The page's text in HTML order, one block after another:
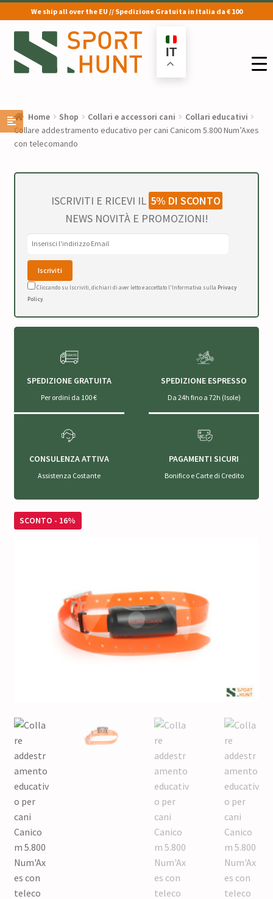
We ship all over the EU // Spedizione Gratuita in Italia da € 100
Vai
alla
navigazione
Vai
al
contenuto
IT
Home Shop Collari e accessori cani
Collari educativi
Collare addestramento educativo per cani Canicom 5.800 Num’Axes
con telecomando
ISCRIVITI E RICEVI IL 5% DI SCONTO
NEWS NOVITÀ E PROMOZIONI!
Cliccando su Iscriviti, dichiari di aver letto e accettato l'Informativa sulla Privacy
Policy.
SPEDIZIONE GRATUITA
Per ordini da 100 €
SPEDIZIONE ESPRESSO
Da 24h fino a 72h (Isole)
CONSULENZA ATTIVA
Assistenza Costante
PAGAMENTI SICURI
Bonifico e Carte di Credito
SCONTO - 16%